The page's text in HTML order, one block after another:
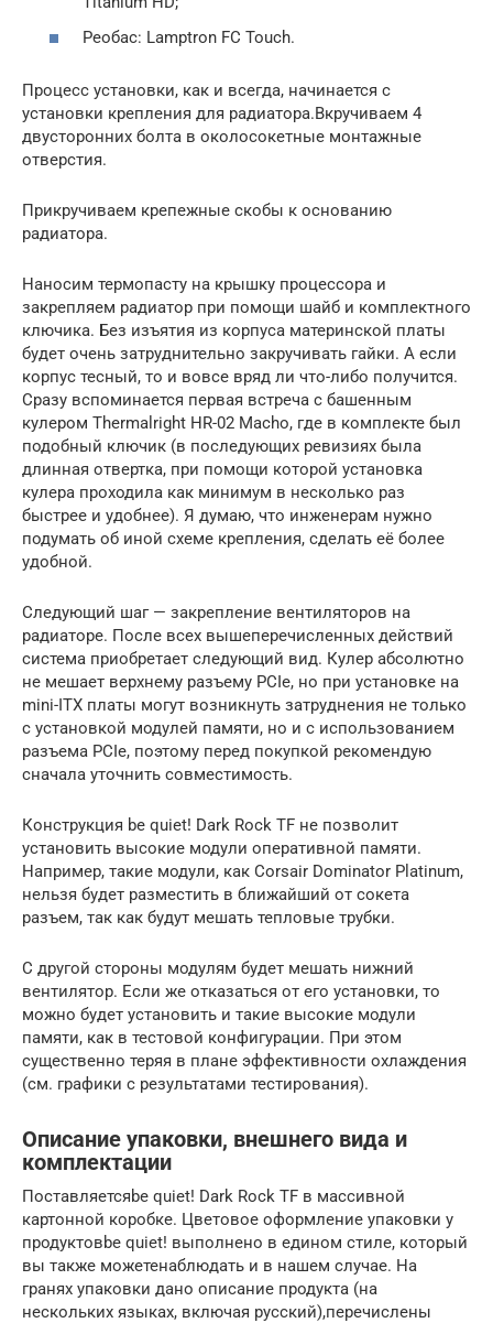
Реобас: Lamptron FC Touch.
Процесс установки, как и всегда, начинается с
установки крепления для радиатора.Вкручиваем 4
двусторонних болта в околосокетные монтажные
отверстия.
Прикручиваем крепежные скобы к основанию
радиатора.
Наносим термопасту на крышку процессора и
закрепляем радиатор при помощи шайб и комплектного
ключика. Без изъятия из корпуса материнской платы
будет очень затруднительно закручивать гайки. А если
корпус тесный, то и вовсе вряд ли что-либо получится.
Сразу вспоминается первая встреча с башенным
кулером Thermalright HR-02 Macho, где в комплекте был
подобный ключик (в последующих ревизиях была
длинная отвертка, при помощи которой установка
кулера проходила как минимум в несколько раз
быстрее и удобнее). Я думаю, что инженерам нужно
подумать об иной схеме крепления, сделать её более
удобной.
Следующий шаг — закрепление вентиляторов на
радиаторе. После всех вышеперечисленных действий
система приобретает следующий вид. Кулер абсолютно
не мешает верхнему разъему PCIe, но при установке на
mini-ITX платы могут возникнуть затруднения не только
с установкой модулей памяти, но и с использованием
разъема PCIe, поэтому перед покупкой рекомендую
сначала уточнить совместимость.
Конструкция be quiet! Dark Rock TF не позволит
установить высокие модули оперативной памяти.
Например, такие модули, как Corsair Dominator Platinum,
нельзя будет разместить в ближайший от сокета
разъем, так как будут мешать тепловые трубки.
С другой стороны модулям будет мешать нижний
вентилятор. Если же отказаться от его установки, то
можно будет установить и такие высокие модули
памяти, как в тестовой конфигурации. При этом
существенно теряя в плане эффективности охлаждения
(см. графики с результатами тестирования).
Описание упаковки, внешнего вида и
комплектации
Поставляетсяbe quiet! Dark Rock TF в массивной
картонной коробке. Цветовое оформление упаковки у
продуктовbe quiet! выполнено в едином стиле, который
вы также можетенаблюдать и в нашем случае. На
гранях упаковки дано описание продукта (на
нескольких языках, включая русский),перечислены